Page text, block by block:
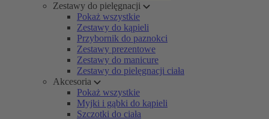
Zestawy do pielęgnacji
Pokaż wszystkie
Zestawy do kąpieli
Przybornik do paznokci
Zestawy prezentowe
Zestawy do manicure
Zestawy do pielęgnacji ciała
Akcesoria
Pokaż wszystkie
Myjki i gąbki do kąpieli
Szczotki do ciała